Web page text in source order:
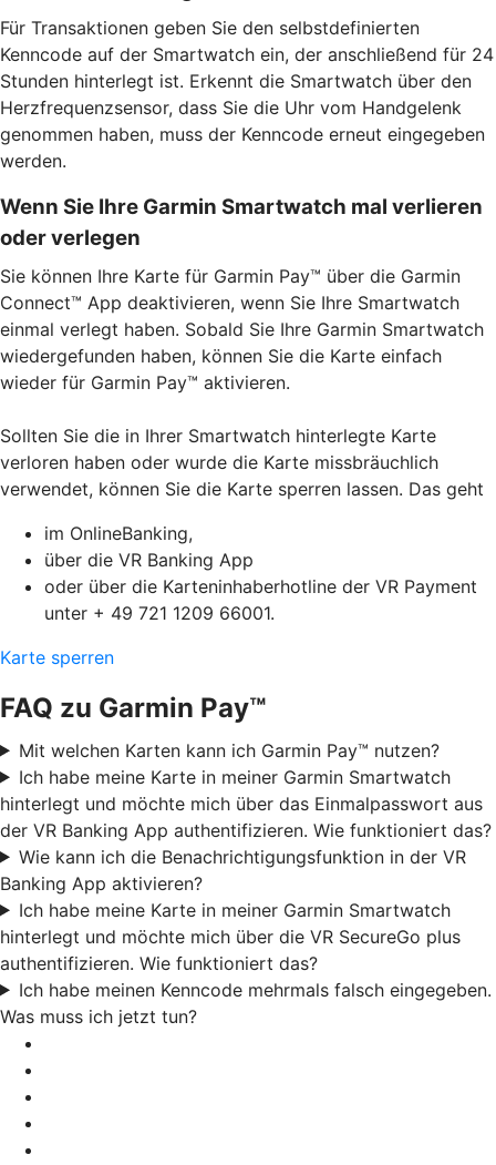
Für Transaktionen geben Sie den selbstdefinierten
Kenncode auf der Smartwatch ein, der anschließend für 24
Stunden hinterlegt ist. Erkennt die Smartwatch über den
Herzfrequenzsensor, dass Sie die Uhr vom Handgelenk
genommen haben, muss der Kenncode erneut eingegeben
werden.
Wenn Sie Ihre Garmin Smartwatch mal verlieren
oder verlegen
Sie können Ihre Karte für Garmin Pay™ über die Garmin
Connect™ App deaktivieren, wenn Sie Ihre Smartwatch
einmal verlegt haben. Sobald Sie Ihre Garmin Smartwatch
wiedergefunden haben, können Sie die Karte einfach
wieder für Garmin Pay™ aktivieren.
Sollten Sie die in Ihrer Smartwatch hinterlegte Karte
verloren haben oder wurde die Karte missbräuchlich
verwendet, können Sie die Karte sperren lassen. Das geht
im OnlineBanking,
über die VR Banking App
oder über die Karteninhaberhotline der VR Payment
unter + 49 721 1209 66001.
Karte sperren
FAQ zu Garmin Pay™
Mit welchen Karten kann ich Garmin Pay™ nutzen?
Ich habe meine Karte in meiner Garmin Smartwatch
hinterlegt und möchte mich über das Einmalpasswort aus
der VR Banking App authentifizieren. Wie funktioniert das?
Wie kann ich die Benachrichtigungsfunktion in der VR
Banking App aktivieren?
Ich habe meine Karte in meiner Garmin Smartwatch
hinterlegt und möchte mich über die VR SecureGo plus
authentifizieren. Wie funktioniert das?
Ich habe meinen Kenncode mehrmals falsch eingegeben.
Was muss ich jetzt tun?